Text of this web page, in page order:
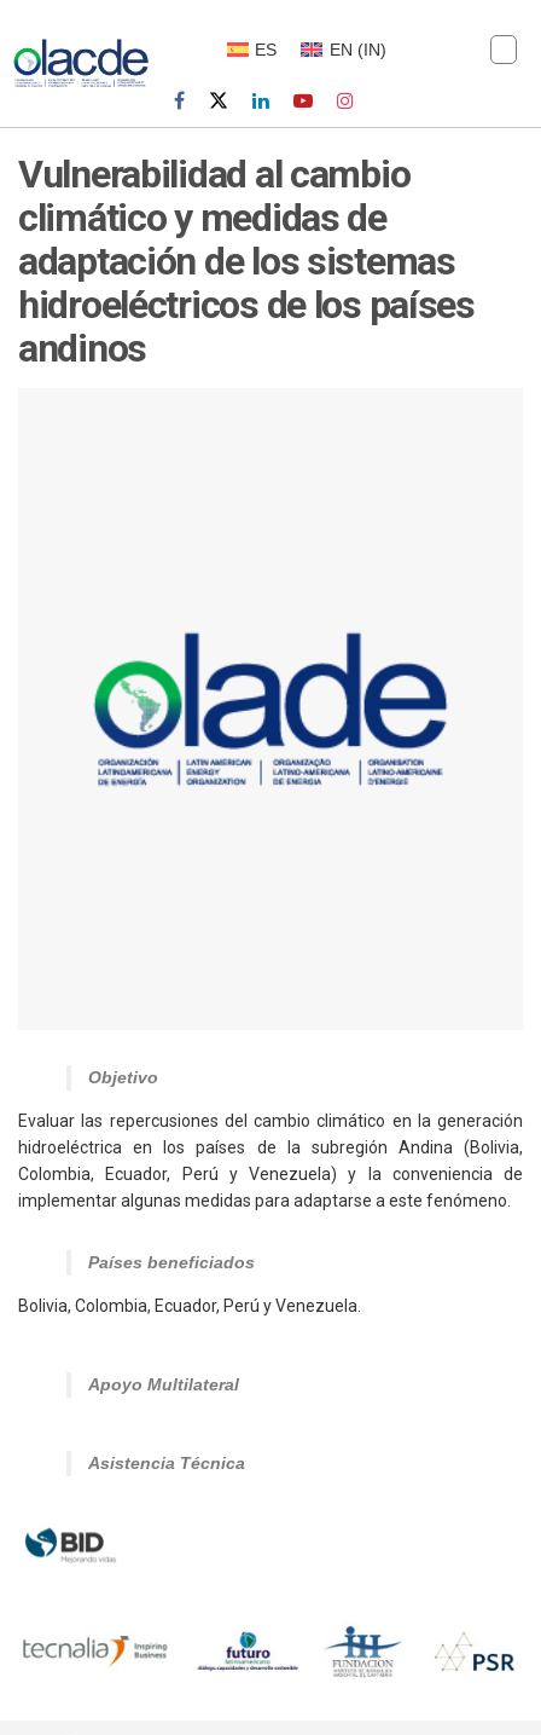
ES EN (IN)
Vulnerabilidad al cambio
climático y medidas de
adaptación de los sistemas
hidroeléctricos de los países
andinos
Objetivo
Evaluar las repercusiones del cambio climático en la generación
hidroeléctrica en los países de la subregión Andina (Bolivia,
Colombia, Ecuador, Perú y Venezuela) y la conveniencia de
implementar algunas medidas para adaptarse a este fenómeno.
Países beneficiados
Bolivia, Colombia, Ecuador, Perú y Venezuela.
Apoyo Multilateral
Asistencia Técnica